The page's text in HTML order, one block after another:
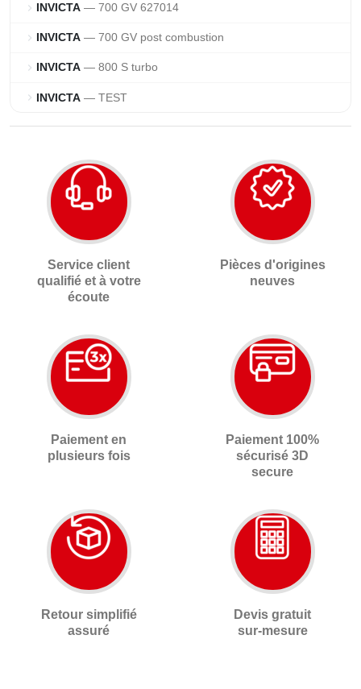
chevron_right INVICTA — 700 GV 627014
chevron_right INVICTA — 700 GV post combustion
chevron_right INVICTA — 800 S turbo
chevron_right INVICTA — TEST
Service client
qualifié et à votre
écoute
Pièces d'origines
neuves
Paiement en
plusieurs fois
Paiement 100%
sécurisé 3D
secure
Retour simplifié
assuré
Devis gratuit
sur-mesure